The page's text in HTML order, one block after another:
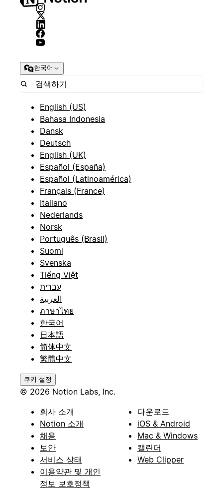
한국어
English (US)
Bahasa Indonesia
Dansk
Deutsch
English (UK)
Español (España)
Español (Latinoamérica)
Français (France)
Italiano
Nederlands
Norsk
Português (Brasil)
Suomi
Svenska
Tiếng Việt
עברית
العربية
ภาษาไทย
한국어
日本語
简体中文
繁體中文
쿠키 설정
© 2026 Notion Labs, Inc.
회사 소개
Notion 소개
채용
보안
서비스 상태
이용약관 및 개인
정보 보호정책
다운로드
iOS & Android
Mac & Windows
캘린더
Web Clipper